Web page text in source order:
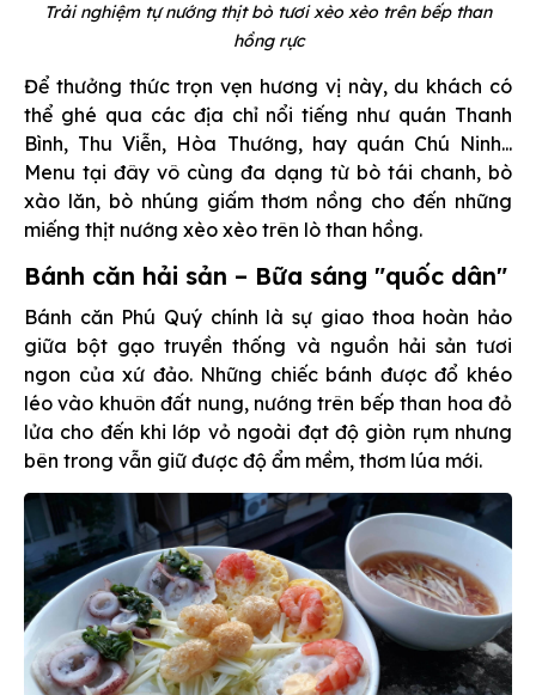
Trải nghiệm tự nướng thịt bò tươi xèo xèo trên bếp than
hồng rực
Để thưởng thức trọn vẹn hương vị này, du khách có
thể ghé qua các địa chỉ nổi tiếng như quán Thanh
Bình, Thu Viễn, Hòa Thướng, hay quán Chú Ninh...
Menu tại đây vô cùng đa dạng từ bò tái chanh, bò
xào lăn, bò nhúng giấm thơm nồng cho đến những
miếng thịt nướng xèo xèo trên lò than hồng.
Bánh căn hải sản – Bữa sáng "quốc dân"
Bánh căn Phú Quý chính là sự giao thoa hoàn hảo
giữa bột gạo truyền thống và nguồn hải sản tươi
ngon của xứ đảo. Những chiếc bánh được đổ khéo
léo vào khuôn đất nung, nướng trên bếp than hoa đỏ
lửa cho đến khi lớp vỏ ngoài đạt độ giòn rụm nhưng
bên trong vẫn giữ được độ ẩm mềm, thơm lúa mới.